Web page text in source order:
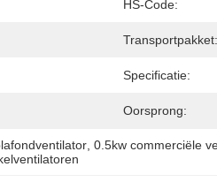
HS-Code:
Transportpakket:
Specificatie:
Oorsprong:
, 0.5kw commerciële